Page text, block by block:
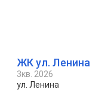
ЖК ул. Ленина
3кв. 2026
ул. Ленина